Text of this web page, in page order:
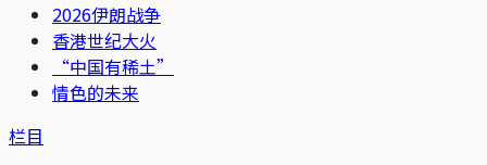
2026伊朗战争
香港世纪大火
“中国有稀土”
情色的未来
栏目